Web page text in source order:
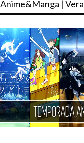
Anime&Manga |